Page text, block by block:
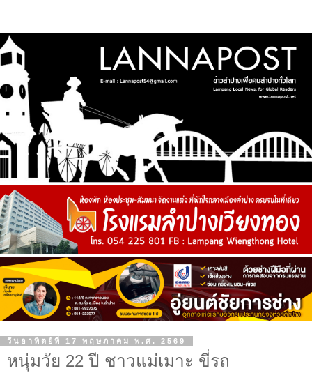
วันอาทิตย์ที่ 17 พฤษภาคม พ.ศ. 2569
หนุ่มวัย 22 ปี ชาวแม่เมาะ ขี่รถ